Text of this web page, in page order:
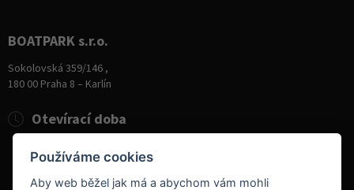
BOATPARK s.r.o.
Sokolovská 359/146 ,
180 00 Praha 8 – Karlín
Otevírací doba
Úterý - Pátek
10:00 - 19:00
Sobota
9:00 - 14:00
Používáme cookies
Aby web běžel jak má a abychom vám mohli